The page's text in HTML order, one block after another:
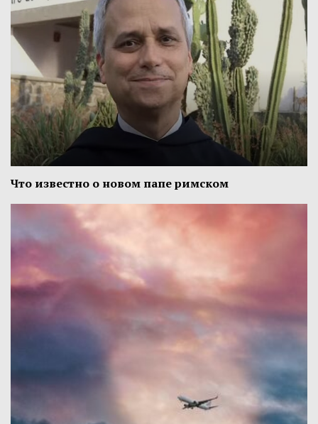
Что известно о новом папе римском